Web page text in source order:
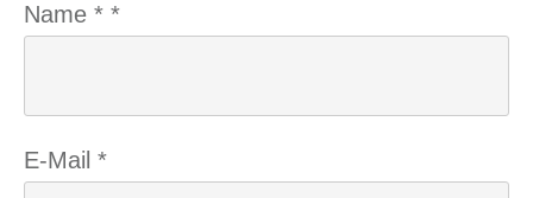
Name * *
E-Mail *